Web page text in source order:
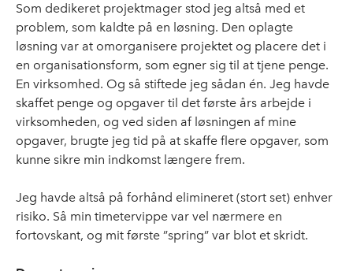
Som dedikeret projektmager stod jeg altså med et
problem, som kaldte på en løsning. Den oplagte
løsning var at omorganisere projektet og placere det i
en organisationsform, som egner sig til at tjene penge.
En virksomhed. Og så stiftede jeg sådan én. Jeg havde
skaffet penge og opgaver til det første års arbejde i
virksomheden, og ved siden af løsningen af mine
opgaver, brugte jeg tid på at skaffe flere opgaver, som
kunne sikre min indkomst længere frem.
Jeg havde altså på forhånd elimineret (stort set) enhver
risiko. Så min timetervippe var vel nærmere en
fortovskant, og mit første ”spring” var blot et skridt.